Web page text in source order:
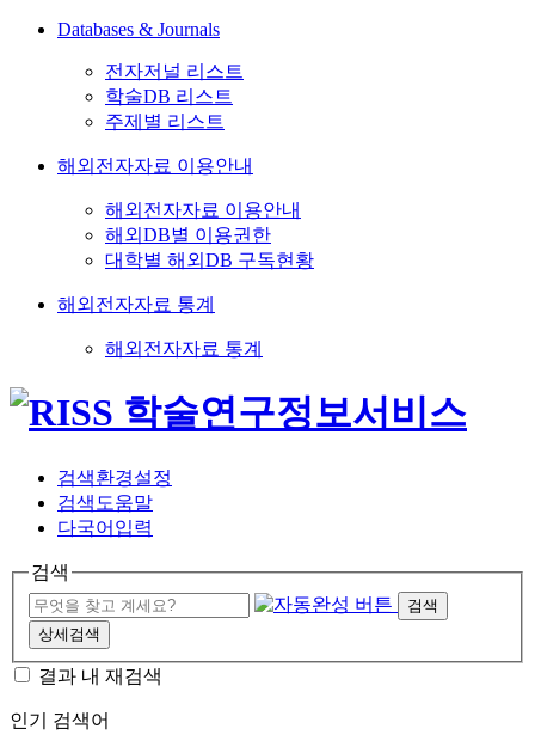
Databases & Journals
전자저널 리스트
학술DB 리스트
주제별 리스트
해외전자자료 이용안내
해외전자자료 이용안내
해외DB별 이용권한
대학별 해외DB 구독현황
해외전자자료 통계
해외전자자료 통계
검색환경설정
검색도움말
다국어입력
검색
검색
상세검색
결과 내 재검색
인기 검색어